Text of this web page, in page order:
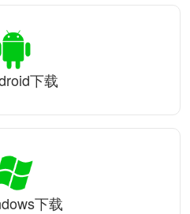
下载
下载